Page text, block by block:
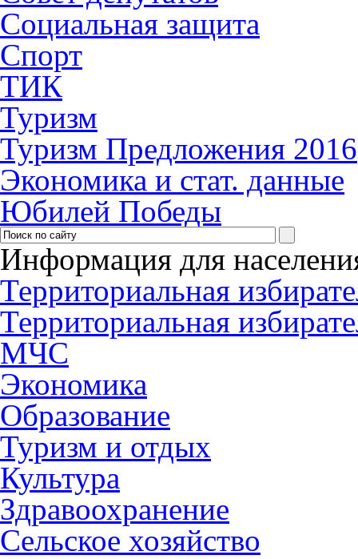
Социальная защита
Спорт
ТИК
Туризм
Туризм Предложения 2016
Экономика и стат. данные
Юбилей Победы
Информация для
Территориальная
Территориальная
МЧС
Экономика
Образование
Туризм и отдых
Культура
Здравоохранение
Сельское хозяйство